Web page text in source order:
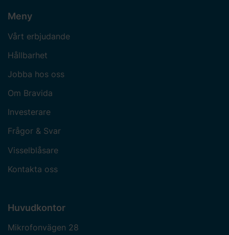
Meny
Vårt erbjudande
Hållbarhet
Jobba hos oss
Om Bravida
Investerare
Frågor & Svar
Visselblåsare
Kontakta oss
Huvudkontor
Mikrofonvägen 28